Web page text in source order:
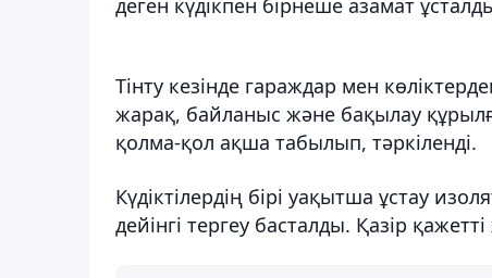
Тінту кезінде гараждар мен
жарақ, байланыс және бақылау
қолма-қол ақша табылып, тәркіленді.
Күдіктілердің бірі уақытша ұстау
дейінгі тергеу басталды. Қазір